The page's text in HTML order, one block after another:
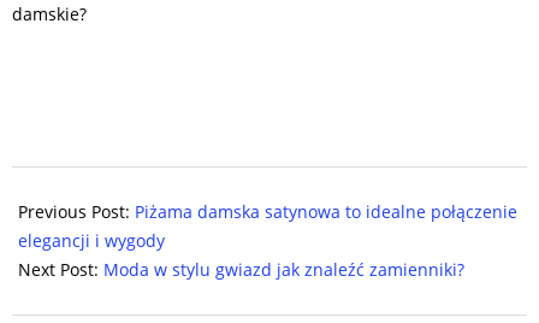
damskie?
05-
13
Previous Post: Piżama damska satynowa to idealne połączenie
elegancji i wygody
Next Post: Moda w stylu gwiazd jak znaleźć zamienniki?